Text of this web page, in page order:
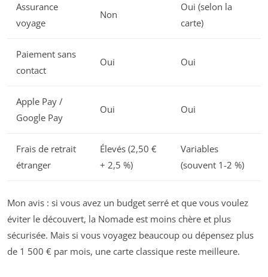
Assurance
voyage
Non
Oui (selon la
carte)
Paiement sans
contact
Oui Oui
Apple Pay /
Google Pay
Oui Oui
Frais de retrait
étranger
Élevés (2,50 €
+ 2,5 %)
Variables
(souvent 1-2 %)
Mon avis : si vous avez un budget serré et que vous voulez
éviter le découvert, la Nomade est moins chère et plus
sécurisée. Mais si vous voyagez beaucoup ou dépensez plus
de 1 500 € par mois, une carte classique reste meilleure.